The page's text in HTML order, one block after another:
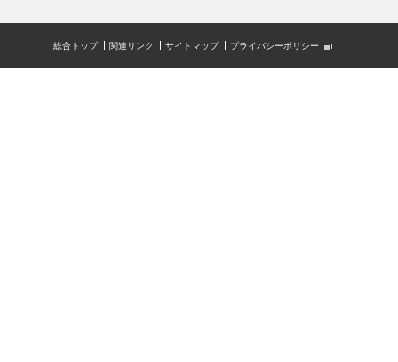
総合トップ 関連リンク サイトマップ プライバシーポリシー